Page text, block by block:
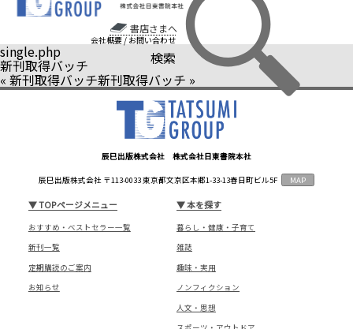
書店さまへ
会社概要 / お問い合わせ
検索
single.php
新刊取得バッチ
« 新刊取得バッチ新刊取得バッチ »
辰巳出版株式会社 株式会社日東書院本社
辰巳出版株式会社 〒113-0033 東京都文京区本郷1-33-13春日町ビル5F MAP
▼TOPページメニュー
おすすめ・ベストセラー一覧
新刊一覧
定期購読のご案内
お知らせ
▼本を探す
暮らし・健康・子育て
雑誌
趣味・実用
ノンフィクション
人文・思想